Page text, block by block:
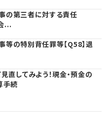
の第三者に対する責任
...
等の特別背任罪等【Q58】退
直してみよう！現金・預金の
手続